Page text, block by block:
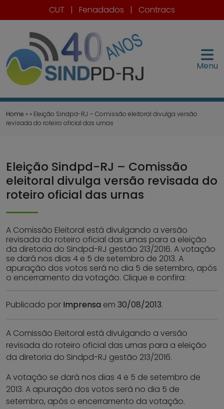
CUT | Fenadados | Contracs
Menu
Home » » Eleição Sindpd-RJ – Comissão eleitoral divulga versão
revisada do roteiro oficial das urnas
Eleição Sindpd-RJ – Comissão
eleitoral divulga versão revisada do
roteiro oficial das urnas
A Comissão Eleitoral está divulgando a versão
revisada do roteiro oficial das urnas para a eleição
da diretoria do Sindpd-RJ gestão 213/2016. A votação
se dará nos dias 4 e 5 de setembro de 2013. A
apuração dos votos será no dia 5 de setembro, após
o encerramento da votação. Clique e confira:
Publicado por Imprensa em 30/08/2013.
A Comissão Eleitoral está divulgando a versão
revisada do roteiro oficial das urnas para a eleição
da diretoria do Sindpd-RJ gestão 213/2016.
A votação se dará nos dias 4 e 5 de setembro de
2013. A apuração dos votos será no dia 5 de
setembro, após o encerramento da votação.